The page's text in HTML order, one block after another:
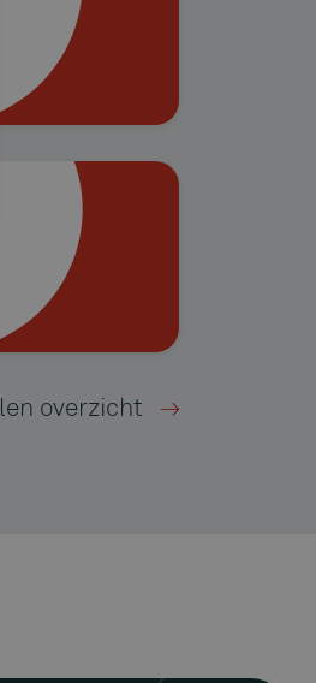
overzicht